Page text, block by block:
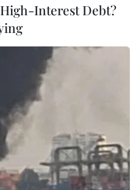
#Cây đổ
Interest Debt?